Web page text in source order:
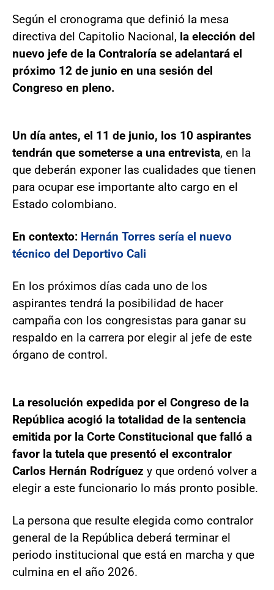
Según el cronograma que definió la mesa
directiva del Capitolio Nacional, la elección del
nuevo jefe de la Contraloría se adelantará el
próximo 12 de junio en una sesión del
Congreso en pleno.
Un día antes, el 11 de junio, los 10 aspirantes
tendrán que someterse a una entrevista, en la
que deberán exponer las cualidades que tienen
para ocupar ese importante alto cargo en el
Estado colombiano.
En contexto: Hernán Torres sería el nuevo
técnico del Deportivo Cali
En los próximos días cada uno de los
aspirantes tendrá la posibilidad de hacer
campaña con los congresistas para ganar su
respaldo en la carrera por elegir al jefe de este
órgano de control.
La resolución expedida por el Congreso de la
República acogió la totalidad de la sentencia
emitida por la Corte Constitucional que falló a
favor la tutela que presentó el excontralor
Carlos Hernán Rodríguez y que ordenó volver a
elegir a este funcionario lo más pronto posible.
La persona que resulte elegida como contralor
general de la República deberá terminar el
periodo institucional que está en marcha y que
culmina en el año 2026.